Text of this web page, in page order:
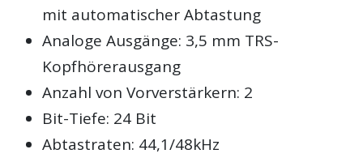
mit automatischer Abtastung
Analoge Ausgänge: 3,5 mm TRS-
Kopfhörerausgang
Anzahl von Vorverstärkern: 2
Bit-Tiefe: 24 Bit
Abtastraten: 44,1/48kHz